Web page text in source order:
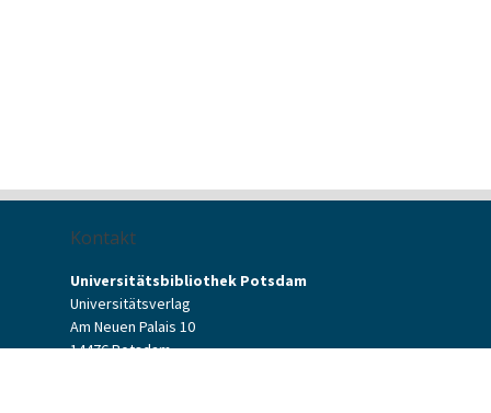
Kontakt
Universitätsbibliothek Potsdam
Universitätsverlag
Am Neuen Palais 10
14476 Potsdam